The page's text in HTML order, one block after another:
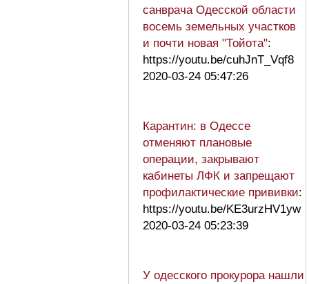
санврача Одесской области
восемь земельных участков
и почти новая "Тойота":
https://youtu.be/cuhJnT_Vqf8
2020-03-24 05:47:26
Карантин: в Одессе
отменяют плановые
операции, закрывают
кабинеты ЛФК и запрещают
профилактические прививки:
https://youtu.be/KE3urzHV1yw
2020-03-24 05:23:39
У одесского прокурора нашли